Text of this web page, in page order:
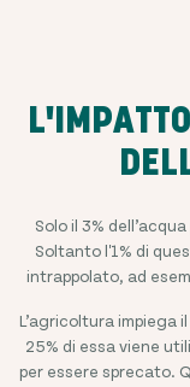
Solo il 3%
Soltanto l'1% di
intrappolato, ad
L’agricoltura impiega
25% di essa viene
per essere sprecato.